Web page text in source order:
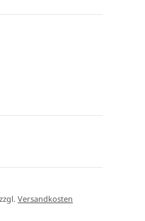
Versandkosten